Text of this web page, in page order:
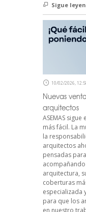
Sigue
10/02/2026,
Nuevas
arquitectos
ASEMAS
más fácil. La
la
arquitectos
pensadas
arquitectura,
coberturas
especializada
para que los
en nuestro